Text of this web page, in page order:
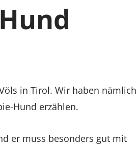
in Tirol. Wir haben nämlich
Hund erzählen.
er muss besonders gut mit